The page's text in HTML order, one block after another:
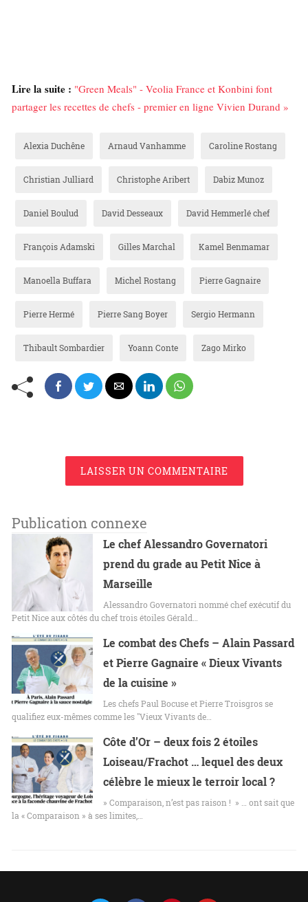
Lire la suite : "Green Meals" - Veolia France et Konbini font
partager les recettes de chefs - premier en ligne Vivien Durand »
Alexia Duchêne Arnaud Vanhamme Caroline Rostang
Christian Julliard Christophe Aribert Dabiz Munoz
Daniel Boulud David Desseaux David Hemmerlé chef
François Adamski Gilles Marchal Kamel Benmamar
Manoella Buffara Michel Rostang Pierre Gagnaire
Pierre Hermé Pierre Sang Boyer Sergio Hermann
Thibault Sombardier Yoann Conte Zago Mirko
LAISSER UN COMMENTAIRE
Publication connexe
Le chef Alessandro Governatori
prend du grade au Petit Nice à
Marseille
Alessandro Governatori nommé chef exécutif du
Petit Nice aux côtés du chef trois étoiles Gérald…
Le combat des Chefs – Alain Passard
et Pierre Gagnaire « Dieux Vivants
de la cuisine »
Les chefs Paul Bocuse et Pierre Troisgros se
qualifiez eux-mêmes comme les "Vieux Vivants de…
Côte d’Or – deux fois 2 étoiles
Loiseau/Frachot … lequel des deux
célèbre le mieux le terroir local ?
» Comparaison, n’est pas raison ! » … ont sait que
la « Comparaison » à ses limites,…